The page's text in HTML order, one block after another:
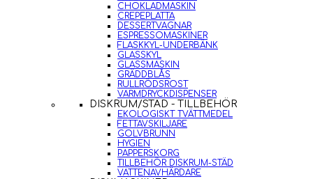
CHOKLADMASKIN
CREPEPLATTA
DESSERTVAGNAR
ESPRESSOMASKINER
FLASKKYL-UNDERBÄNK
GLASSKYL
GLASSMASKIN
GRÄDDBLÅS
RULLRÖDSROST
VARMDRYCKDISPENSER
DISKRUM/STÄD - TILLBEHÖR
EKOLOGISKT TVÄTTMEDEL
FETTAVSKILJARE
GOLVBRUNN
HYGIEN
PAPPERSKORG
TILLBEHÖR DISKRUM-STÄD
VATTENAVHÄRDARE